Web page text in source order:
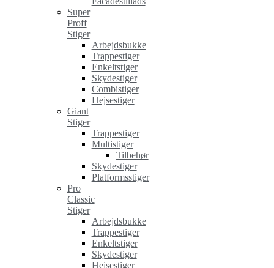
Super
Proff
Stiger
Arbejdsbukke
Trappestiger
Enkeltstiger
Skydestiger
Combistiger
Hejsestiger
Giant
Stiger
Trappestiger
Multistiger
Tilbehør
Skydestiger
Platformsstiger
Pro
Classic
Stiger
Arbejdsbukke
Trappestiger
Enkeltstiger
Skydestiger
Hejsestiger